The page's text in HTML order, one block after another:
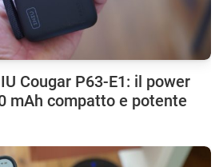
Cougar P63-E1: il power
mAh compatto e potente